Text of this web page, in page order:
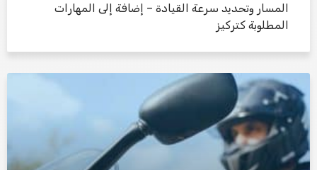
المسار وتحديد سرعة القيادة – إضافة إلى المهارات
المطلوبة كتركيز